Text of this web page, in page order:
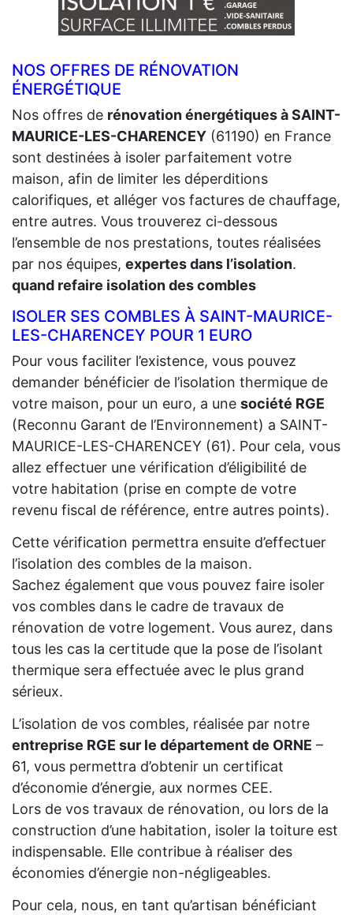
NOS OFFRES DE RÉNOVATION
ÉNERGÉTIQUE
Nos offres de rénovation énergétiques à SAINT-
MAURICE-LES-CHARENCEY (61190) en France
sont destinées à isoler parfaitement votre
maison, afin de limiter les déperditions
calorifiques, et alléger vos factures de chauffage,
entre autres. Vous trouverez ci-dessous
l’ensemble de nos prestations, toutes réalisées
par nos équipes, expertes dans l’isolation.
quand refaire isolation des combles
ISOLER SES COMBLES À SAINT-MAURICE-
LES-CHARENCEY POUR 1 EURO
Pour vous faciliter l’existence, vous pouvez
demander bénéficier de l’isolation thermique de
votre maison, pour un euro, a une société RGE
(Reconnu Garant de l’Environnement) a SAINT-
MAURICE-LES-CHARENCEY (61). Pour cela, vous
allez effectuer une vérification d’éligibilité de
votre habitation (prise en compte de votre
revenu fiscal de référence, entre autres points).
Cette vérification permettra ensuite d’effectuer
l’isolation des combles de la maison.
Sachez également que vous pouvez faire isoler
vos combles dans le cadre de travaux de
rénovation de votre logement. Vous aurez, dans
tous les cas la certitude que la pose de l’isolant
thermique sera effectuée avec le plus grand
sérieux.
L’isolation de vos combles, réalisée par notre
entreprise RGE sur le département de ORNE –
61, vous permettra d’obtenir un certificat
d’économie d’énergie, aux normes CEE.
Lors de vos travaux de rénovation, ou lors de la
construction d’une habitation, isoler la toiture est
indispensable. Elle contribue à réaliser des
économies d’énergie non-négligeables.
Pour cela, nous, en tant qu’artisan bénéficiant